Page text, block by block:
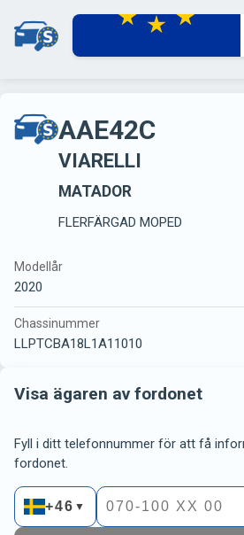
AAE42C
VIARELLI
MATADOR
FLERFÄRGAD MOPED
Modellår
2020
Chassinummer
LLPTCBA18L1A11010
Visa ägaren av fordonet
Fyll i ditt telefonnummer för att få
fordonet.
+46 ▼